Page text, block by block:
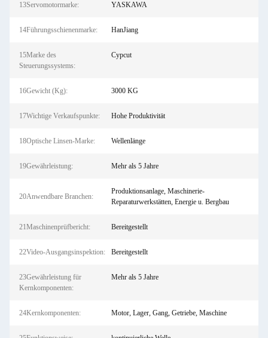
13Servomotormarke: YASKAWA
14Führungsschienenmarke: HanJiang
15Marke des
Steuerungssystems:
Cypcut
16Gewicht (Kg): 3000 KG
17Wichtige Verkaufspunkte: Hohe Produktivität
18Optische Linsen-Marke: Wellenlänge
19Gewährleistung: Mehr als 5 Jahre
20Anwendbare Branchen:
Produktionsanlage, Maschinerie-
Reparaturwerkstätten, Energie u. Bergbau
21Maschinenprüfbericht: Bereitgestellt
22Video-Ausgangsinspektion: Bereitgestellt
23Gewährleistung für
Kernkomponenten:
Mehr als 5 Jahre
24Kernkomponenten: Motor, Lager, Gang, Getriebe, Maschine